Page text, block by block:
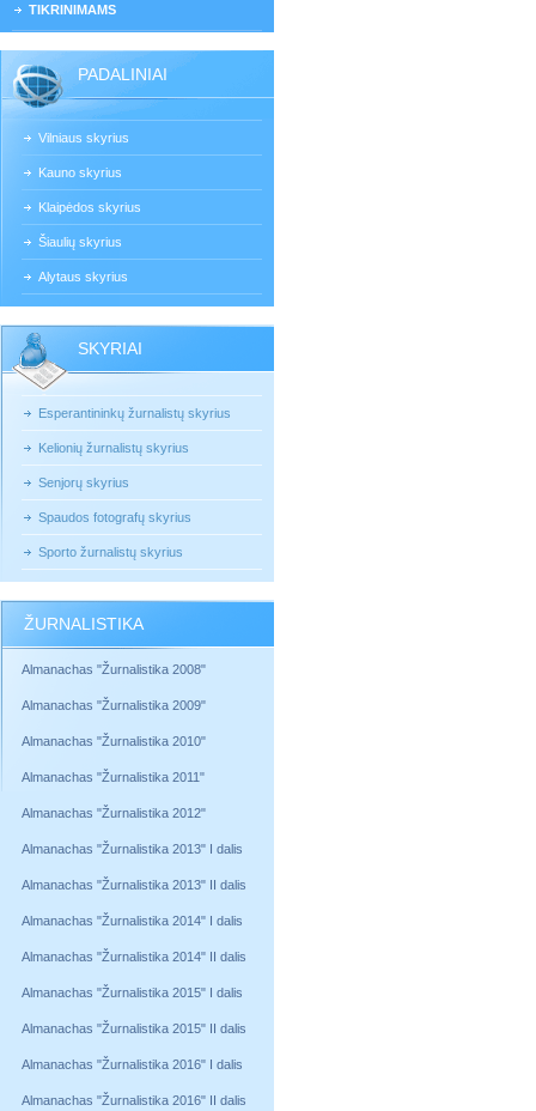
TIKRINIMAMS
PADALINIAI
Vilniaus skyrius
Kauno skyrius
Klaipėdos skyrius
Šiaulių skyrius
Alytaus skyrius
SKYRIAI
Esperantininkų žurnalistų skyrius
Kelionių žurnalistų skyrius
Senjorų skyrius
Spaudos fotografų skyrius
Sporto žurnalistų skyrius
ŽURNALISTIKA
Almanachas "Žurnalistika 2008"
Almanachas "Žurnalistika 2009"
Almanachas "Žurnalistika 2010"
Almanachas "Žurnalistika 2011"
Almanachas "Žurnalistika 2012"
Almanachas "Žurnalistika 2013" I dalis
Almanachas "Žurnalistika 2013" II dalis
Almanachas "Žurnalistika 2014" I dalis
Almanachas "Žurnalistika 2014" II dalis
Almanachas "Žurnalistika 2015" I dalis
Almanachas "Žurnalistika 2015" II dalis
Almanachas "Žurnalistika 2016" I dalis
Almanachas "Žurnalistika 2016" II dalis